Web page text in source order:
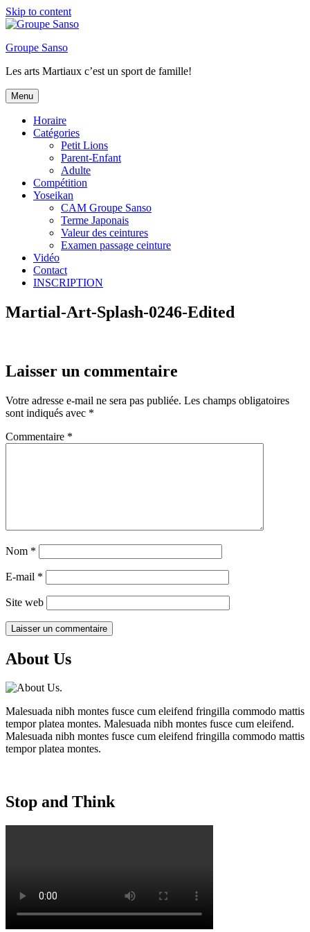
Skip to content
Groupe Sanso
Les arts Martiaux c’est un sport de famille!
Menu
Horaire
Catégories
Petit Lions
Parent-Enfant
Adulte
Compétition
Yoseikan
CAM Groupe Sanso
Terme Japonais
Valeur des ceintures
Examen passage ceinture
Vidéo
Contact
INSCRIPTION
Martial-Art-Splash-0246-Edited
Laisser un commentaire
Votre adresse e-mail ne sera pas publiée. Les champs obligatoires
sont indiqués avec *
Commentaire *
Nom *
E-mail *
Site web
About Us
Malesuada nibh montes fusce cum eleifend fringilla commodo mattis
tempor platea montes. Malesuada nibh montes fusce cum eleifend.
Malesuada nibh montes fusce cum eleifend fringilla commodo mattis
tempor platea montes.
Stop and Think